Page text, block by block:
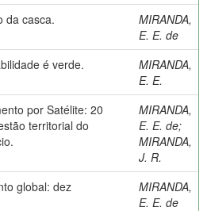
da casca.
MIRANDA,
E. E. de
é verde.
MIRANDA,
E. E.
por Satélite: 20
territorial do
MIRANDA,
E. E. de;
MIRANDA,
J. R.
global: dez
MIRANDA,
E. E. de